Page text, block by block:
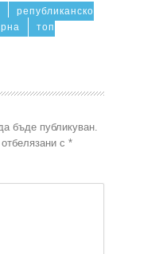
републиканско
топ
бъде публикуван.
с *